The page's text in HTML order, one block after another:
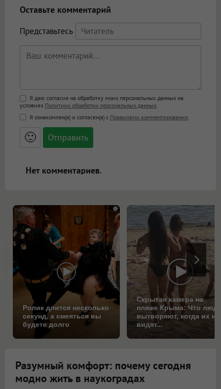
Оставьте комментарий
Представьтесь
Поддержка HTML
<b>, <strong>, <u>, <i>, <em>, <s>, <big>,
<small>, <sup>, <sub>, <pre>, <ul>, <ol>, <li>,
<blockquote>, <code> экранирует HTML,
адреса URL автоматически становятся
ссылками, и [img]адрес[/img] будет
Я даю согласие на обработку моих персональных данных на
условиях Политики обработки персональных данных
Я ознакомлен(а) и согласен(а) с Правилами комментирования
🙂
Нет комментариев.
i
Ролик длится несколько
секунд, а смеяться вы
будете долго
Скрытая камера на
пляже Крыма: Что
вытворяют, когда их не
видят...
Разумный комфорт: почему сегодня
модно жить в наукоградах